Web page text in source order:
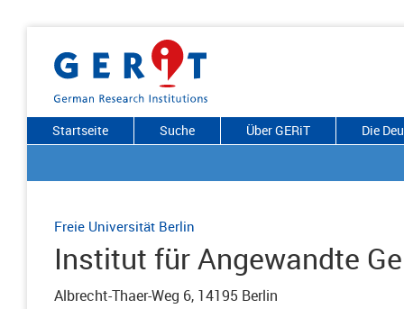
Startseite Suche Über GERiT Die
Freie Universität Berlin
Institut für Angewandte
Albrecht-Thaer-Weg 6, 14195 Berlin